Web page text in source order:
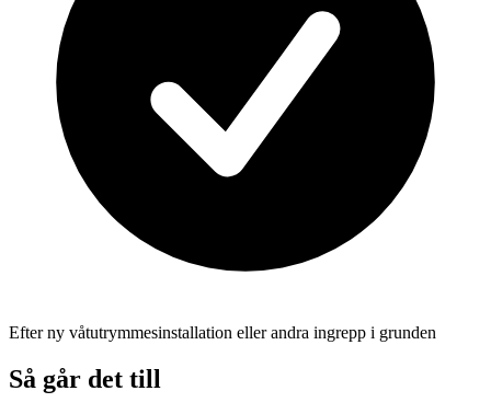
Efter ny våtutrymmesinstallation eller andra ingrepp i grunden
Så går det till